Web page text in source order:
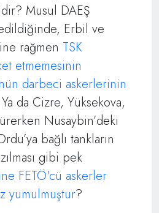
Musul DAEŞ
Erbil ve
rağmen TSK
etmemesinin
darbeci askerlerinin
da Cizre, Yüksekova,
Nusaybin’deki
bağlı tankların
gibi pek
FETÖ'cü askerler
yumulmuştur?